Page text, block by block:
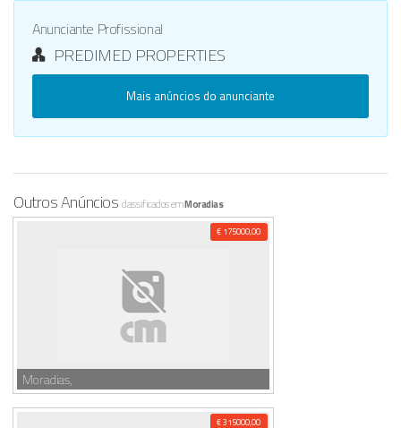
Anunciante Profissional
PREDIMED PROPERTIES
Mais anúncios do anunciante
Outros Anúncios classificados emMoradias
€ 175000,00
Moradias,
€ 315000,00